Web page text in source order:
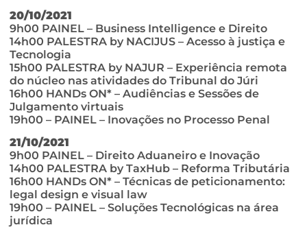
20/10/2021
9h00 PAINEL – Business Intelligence e Direito
14h00 PALESTRA by NACIJUS – Acesso à justiça e
Tecnologia
15h00 PALESTRA by NAJUR – Experiência remota
do núcleo nas atividades do Tribunal do Júri
16h00 HANDs ON* – Audiências e Sessões de
Julgamento virtuais
19h00 – PAINEL – Inovações no Processo Penal
21/10/2021
9h00 PAINEL – Direito Aduaneiro e Inovação
14h00 PALESTRA by TaxHub – Reforma Tributária
16h00 HANDs ON* – Técnicas de peticionamento:
legal design e visual law
19h00 – PAINEL – Soluções Tecnológicas na área
jurídica